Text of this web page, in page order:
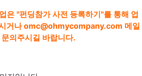
은 "펀딩참가 사전 등록하기"를 통해 업
거나omc@ohmycompany.com 메일
문의주시길 바랍니다.